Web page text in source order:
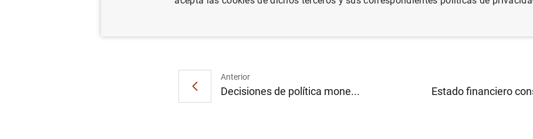
Informe 2002 sobre el papel internacional del euro (63 KB
Anterior
Decisiones de política mone... Estado financiero